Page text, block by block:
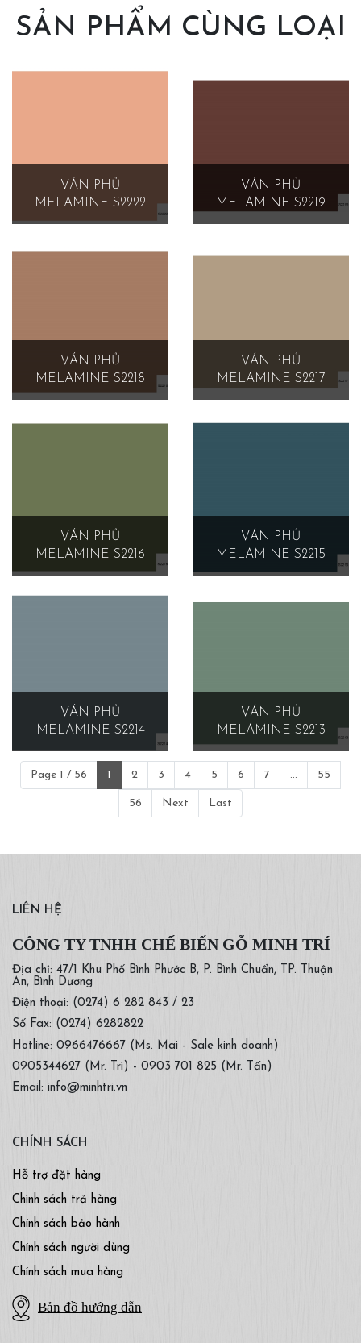
SẢN PHẨM CÙNG LOẠI
VÁN PHỦ
MELAMINE S2222
VÁN PHỦ
MELAMINE S2219
VÁN PHỦ
MELAMINE S2218
VÁN PHỦ
MELAMINE S2217
VÁN PHỦ
MELAMINE S2216
VÁN PHỦ
MELAMINE S2215
VÁN PHỦ
MELAMINE S2214
VÁN PHỦ
MELAMINE S2213
Page 1 / 56 1 2 3 4 5 6 7 ... 55
56 Next Last
LIÊN HỆ
CÔNG TY TNHH CHẾ BIẾN GỖ MINH TRÍ
Địa chỉ: 47/1 Khu Phố Bình Phước B, P. Bình Chuẩn, TP. Thuận
An, Bình Dương
Điện thoại: (0274) 6 282 843 / 23
Số Fax: (0274) 6282822
Hotline: 0966476667 (Ms. Mai - Sale kinh doanh)
0905344627 (Mr. Trí) - 0903 701 825 (Mr. Tấn)
Email: info@minhtri.vn
CHÍNH SÁCH
Hỗ trợ đặt hàng
Chính sách trả hàng
Chính sách bảo hành
Chính sách người dùng
Chính sách mua hàng
Bản đồ hướng dẫn